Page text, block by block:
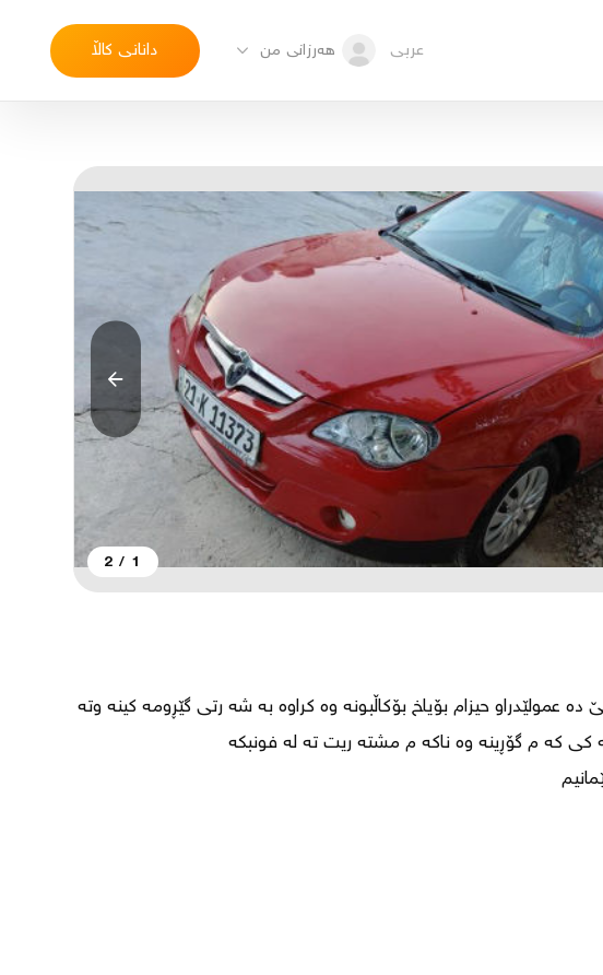
عربی هەرزانی من دانانی کاڵا
1
/
2
پرۆتۆن2009گێڕعادی سە نە وی تازە یە بێ دە عمولێدراو حیزام بۆیاخ بۆکاڵبونە وە کراوە بە شە رتی گێڕومە کینە وتە
حویل وبڕاوغرامە سعری 48مە عامە لە یە کی کە م گۆڕینە وە ناکە م مشتە ریت تە لە فونبکە